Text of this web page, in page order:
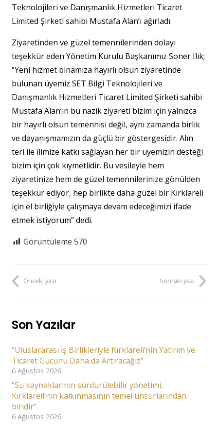
Teknolojileri ve Danışmanlık Hizmetleri Ticaret
Limited Şirketi sahibi Mustafa Alan’ı ağırladı.
Ziyaretinden ve güzel temennilerinden dolayı
teşekkür eden Yönetim Kurulu Başkanımız Soner Ilık;
“Yeni hizmet binamıza hayırlı olsun ziyaretinde
bulunan üyemiz SET Bilgi Teknolojileri ve
Danışmanlık Hizmetleri Ticaret Limited Şirketi sahibi
Mustafa Alan’ın bu nazik ziyareti bizim için yalnızca
bir hayırlı olsun temennisi değil, aynı zamanda birlik
ve dayanışmamızın da güçlü bir göstergesidir. Alın
teri ile ilimize katkı sağlayan her bir üyemizin desteği
bizim için çok kıymetlidir. Bu vesileyle hem
ziyaretinize hem de güzel temennilerinize gönülden
teşekkür ediyor, hep birlikte daha güzel bir Kırklareli
için el birliğiyle çalışmaya devam edeceğimizi ifade
etmek istiyorum” dedi.
Görüntüleme 570
Önceki yazı Sonraki yazı
Son Yazılar
“Uluslararası İş Birlikleriyle Kırklareli’nin Yatırım ve
Ticaret Gücünü Daha da Artıracağız”
6 Ağustos 2026
“Su kaynaklarının sürdürülebilir yönetimi,
Kırklareli’nin kalkınmasının temel unsurlarından
biridir”
6 Ağustos 2026